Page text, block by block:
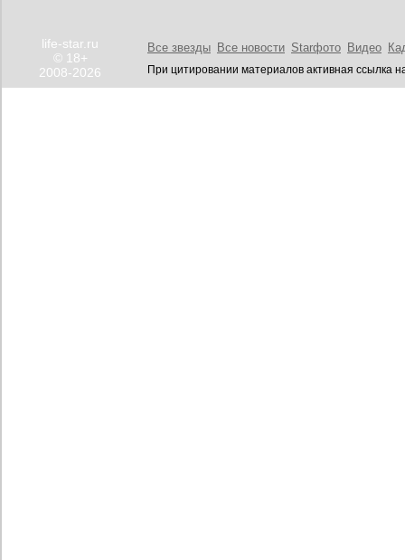
life-star.ru
© 18+
2008-2026
Все звезды Все новости Starфото Видео
При цитировании материалов активная ссылка